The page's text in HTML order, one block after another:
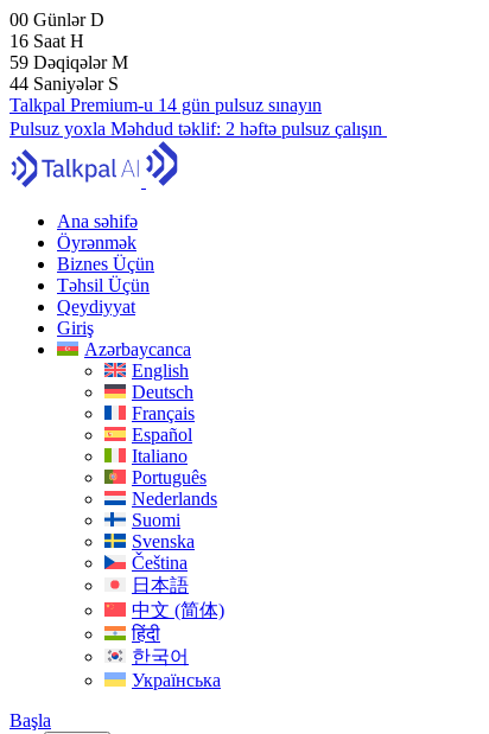
00 GünlərD
16 Saat H
59 DəqiqələrM
43 Saniyələr S
Talkpal Premium-u 14 gün pulsuz sınayın
Pulsuz yoxla Məhdud təklif: 2 həftə pulsuz çalışın
Ana səhifə
Öyrənmək
Biznes Üçün
Təhsil Üçün
Qeydiyyat
Giriş
Azərbaycanca
English
Deutsch
Français
Español
Italiano
Português
Nederlands
Suomi
Svenska
Čeština
日本語
中文 (简体)
हिंदी
한국어
Українська
Başla